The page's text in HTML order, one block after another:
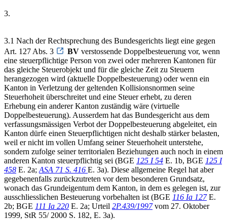
3.
3.1 Nach der Rechtsprechung des Bundesgerichts liegt eine gegen
Art. 127 Abs. 3
BV verstossende Doppelbesteuerung vor, wenn
eine steuerpflichtige Person von zwei oder mehreren Kantonen für
das gleiche Steuerobjekt und für die gleiche Zeit zu Steuern
herangezogen wird (aktuelle Doppelbesteuerung) oder wenn ein
Kanton in Verletzung der geltenden Kollisionsnormen seine
Steuerhoheit überschreitet und eine Steuer erhebt, zu deren
Erhebung ein anderer Kanton zuständig wäre (virtuelle
Doppelbesteuerung). Ausserdem hat das Bundesgericht aus dem
verfassungsmässigen Verbot der Doppelbesteuerung abgeleitet, ein
Kanton dürfe einen Steuerpflichtigen nicht deshalb stärker belasten,
weil er nicht im vollen Umfang seiner Steuerhoheit unterstehe,
sondern zufolge seiner territorialen Beziehungen auch noch in einem
anderen Kanton steuerpflichtig sei (BGE 125 I 54 E. 1b, BGE 125 I
458 E. 2a; ASA 71 S. 416 E. 3a). Diese allgemeine Regel hat aber
gegebenenfalls zurückzutreten vor dem besonderen Grundsatz,
wonach das Grundeigentum dem Kanton, in dem es gelegen ist, zur
ausschliesslichen Besteuerung vorbehalten ist (BGE 116 Ia 127E.
2b; BGE 111 Ia 220 E. 2a; Urteil 2P.439/1997vom 27. Oktober
1999, StR 55/ 2000 S. 182, E. 3a).